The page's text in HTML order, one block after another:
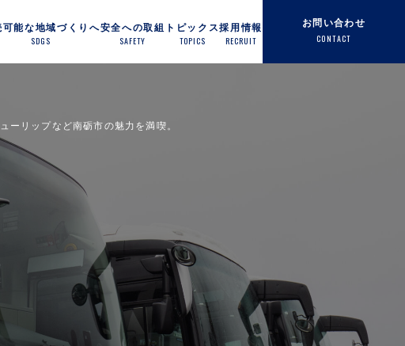
SDGS
可能な地域づくりへ
SAFETY
安全への取組
TOPICS
トピックス
RECRUIT
採用情報
CONTACT
お問い合わせ
リップなど南砺市の魅力を満喫。